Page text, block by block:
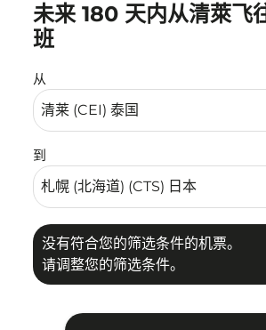
未来 180 天内从清萊飞
班
从
到
没有符合您的筛选条件的机票。
请调整您的筛选条件。
没有符合您的筛选条件的机票。请调